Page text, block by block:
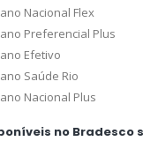
Nacional Flex
Preferencial Plus
Efetivo
Saúde Rio
Nacional Plus
no Bradesco